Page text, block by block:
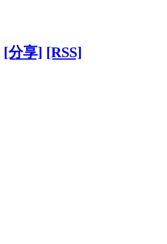
[分享] [RSS]